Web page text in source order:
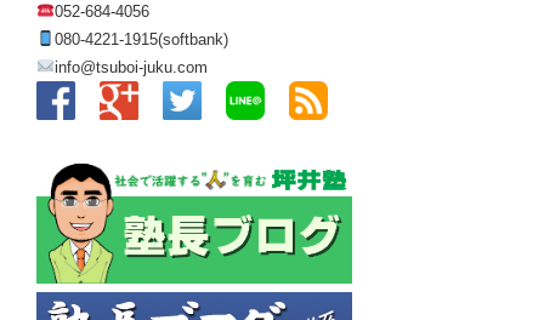
052-684-4056
080-4221-1915(softbank)
info@tsuboi-juku.com